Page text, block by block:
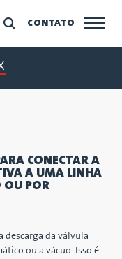
CONTATO
CONECTAR A
A UMA LINHA
OU POR
descarga da válvula
ou a vácuo. Isso é